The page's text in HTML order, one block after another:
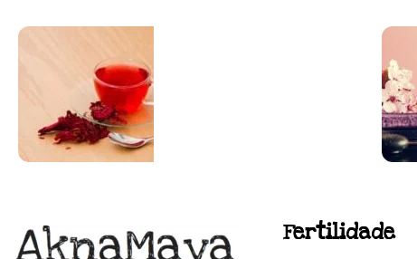
Conheça mais e faça sua Pesquisa
Para antes e depois de engravidarFertilidade